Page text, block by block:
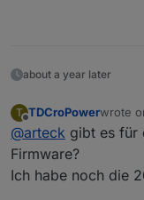
about a year later
T
Offline
TDCroPowerwrote
last
@arteck gibt es für
Firmware?
Ich habe noch die